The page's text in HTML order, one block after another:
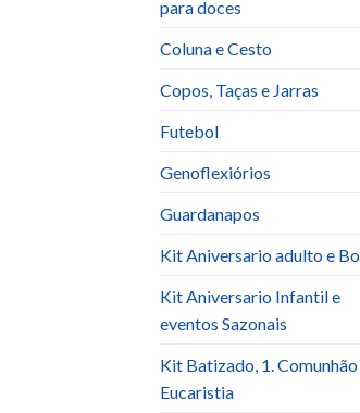
para doces
Coluna e Cesto
Copos, Taças e Jarras
Futebol
Genoflexiórios
Guardanapos
Kit Aniversario adulto e
Kit Aniversario Infantil e
eventos Sazonais
Kit Batizado, 1. Comunhão
Eucaristia